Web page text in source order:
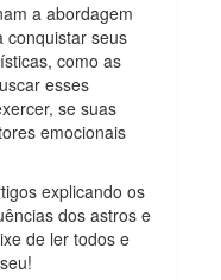
a abordagem
conquistar seus
como as
esses
se suas
emocionais
explicando os
dos astros e
de ler todos e